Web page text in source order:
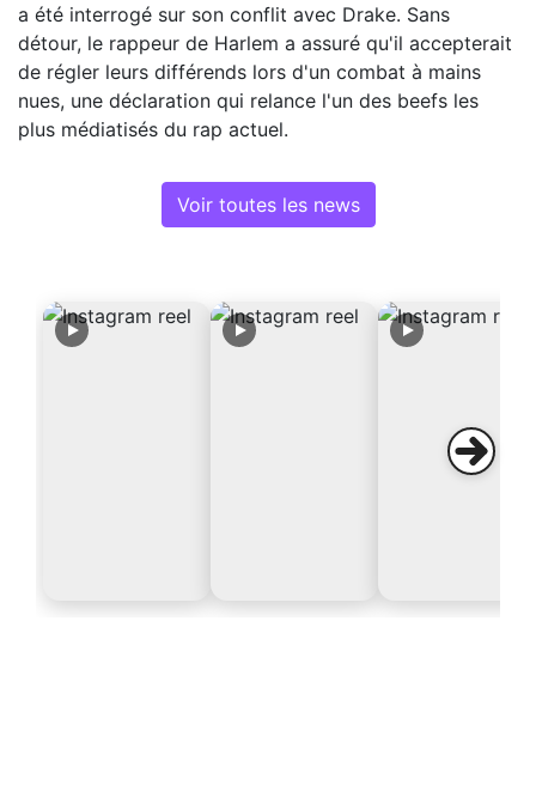
a été interrogé sur son conflit avec Drake. Sans
détour, le rappeur de Harlem a assuré qu'il accepterait
de régler leurs différends lors d'un combat à mains
nues, une déclaration qui relance l'un des beefs les
plus médiatisés du rap actuel.
Voir toutes les news